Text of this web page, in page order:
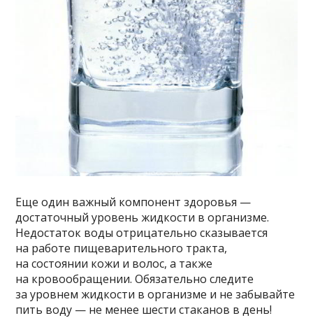
Еще один важный компонент здоровья —
достаточный уровень жидкости в организме.
Недостаток воды отрицательно сказывается
на работе пищеварительного тракта,
на состоянии кожи и волос, а также
на кровообращении. Обязательно следите
за уровнем жидкости в организме и не забывайте
пить воду — не менее шести стаканов в день!